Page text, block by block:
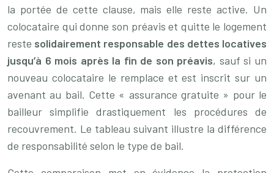
la portée de cette clause, mais elle reste active. Un
colocataire qui donne son préavis et quitte le logement
reste solidairement responsable des dettes locatives
jusqu’à 6 mois après la fin de son préavis, sauf si un
nouveau colocataire le remplace et est inscrit sur un
avenant au bail. Cette « assurance gratuite » pour le
bailleur simplifie drastiquement les procédures de
recouvrement. Le tableau suivant illustre la différence
de responsabilité selon le type de bail.